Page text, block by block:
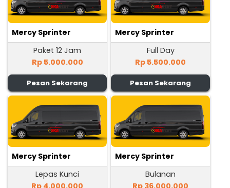
Mercy Sprinter
Paket 12 Jam
Rp 5.000.000
Pesan Sekarang
Mercy Sprinter
Full Day
Rp 5.500.000
Pesan Sekarang
Mercy Sprinter
Lepas Kunci
Rp 4.000.000
Mercy Sprinter
Bulanan
Rp 36.000.000